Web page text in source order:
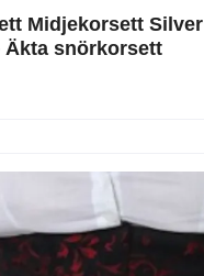
Midjekorsett Silver
Äkta snörkorsett